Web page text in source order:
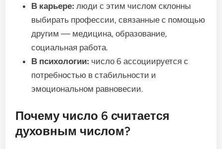
В карьере: люди с этим числом склонны
выбирать профессии, связанные с помощью
другим — медицина, образование,
социальная работа.
В психологии: число 6 ассоциируется с
потребностью в стабильности и
эмоциональном равновесии.
Почему число 6 считается
духовным числом?